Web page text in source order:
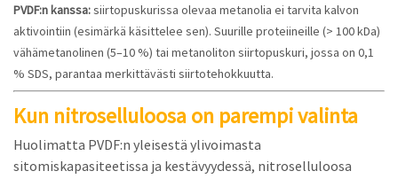
PVDF:n kanssa:siirtopuskurissa olevaa metanolia ei tarvita kalvon
aktivointiin (esimärkä käsittelee sen). Suurille proteiineille (> 100 kDa)
vähämetanolinen (5–10 %) tai metanoliton siirtopuskuri, jossa on 0,1
% SDS, parantaa merkittävästi siirtotehokkuutta.
Kun nitroselluloosa on parempi valinta
Huolimatta PVDF:n yleisestä ylivoimasta
sitomiskapasiteetissa ja kestävyydessä, nitroselluloosa